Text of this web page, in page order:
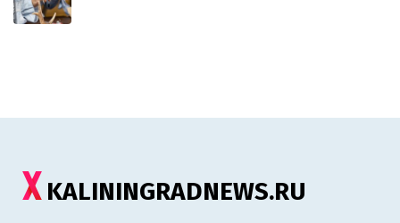
KALININGRADNEWS.RU